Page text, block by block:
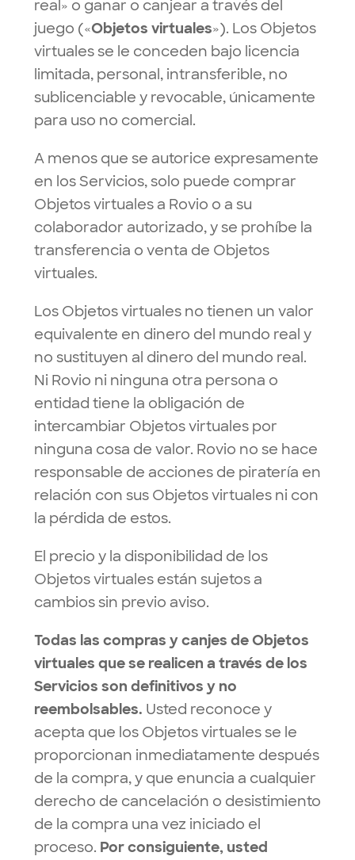
real» o ganar o canjear a través del
juego («Objetos virtuales»). Los Objetos
virtuales se le conceden bajo licencia
limitada, personal, intransferible, no
sublicenciable y revocable, únicamente
para uso no comercial.
A menos que se autorice expresamente
en los Servicios, solo puede comprar
Objetos virtuales a Rovio o a su
colaborador autorizado, y se prohíbe la
transferencia o venta de Objetos
virtuales.
Los Objetos virtuales no tienen un valor
equivalente en dinero del mundo real y
no sustituyen al dinero del mundo real.
Ni Rovio ni ninguna otra persona o
entidad tiene la obligación de
intercambiar Objetos virtuales por
ninguna cosa de valor. Rovio no se hace
responsable de acciones de piratería en
relación con sus Objetos virtuales ni con
la pérdida de estos.
El precio y la disponibilidad de los
Objetos virtuales están sujetos a
cambios sin previo aviso.
Todas las compras y canjes de Objetos
virtuales que se realicen a través de los
Servicios son definitivos y no
reembolsables. Usted reconoce y
acepta que los Objetos virtuales se le
proporcionan inmediatamente después
de la compra, y que enuncia a cualquier
derecho de cancelación o desistimiento
de la compra una vez iniciado el
proceso. Por consiguiente, usted